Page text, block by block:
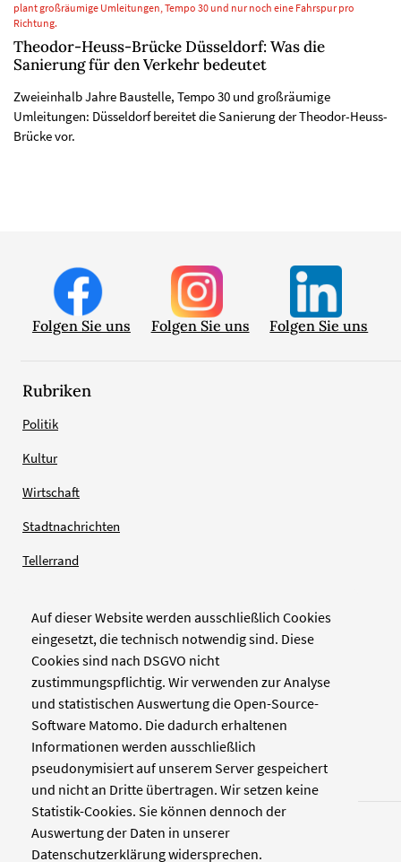
Auf dieser Website werden ausschließlich Cookies
eingesetzt, die technisch notwendig sind. Diese
Cookies sind nach DSGVO nicht
zustimmungspflichtig. Wir verwenden zur Analyse
und statistischen Auswertung die Open-Source-
Software Matomo. Die dadurch erhaltenen
Informationen werden ausschließlich
pseudonymisiert auf unserem Server gespeichert
und nicht an Dritte übertragen. Wir setzen keine
Statistik-Cookies. Sie können dennoch der
Auswertung der Daten in unserer
Datenschutzerklärung widersprechen.
plant großräumige Umleitungen, Tempo 30 und nur noch eine Fahrspur pro
Richtung.
Theodor-Heuss-Brücke Düsseldorf: Was die
Sanierung für den Verkehr bedeutet
Zweieinhalb Jahre Baustelle, Tempo 30 und großräumige
Umleitungen: Düsseldorf bereitet die Sanierung der Theodor-Heuss-
Brücke vor.
Folgen Sie uns Folgen Sie uns Folgen Sie uns
Rubriken
Politik
Kultur
Wirtschaft
Stadtnachrichten
Tellerrand
Verlag
Zellwerk GmbH & Co KG
Pinienstraße 2
40233 Düsseldorf
www.zellwerk.com